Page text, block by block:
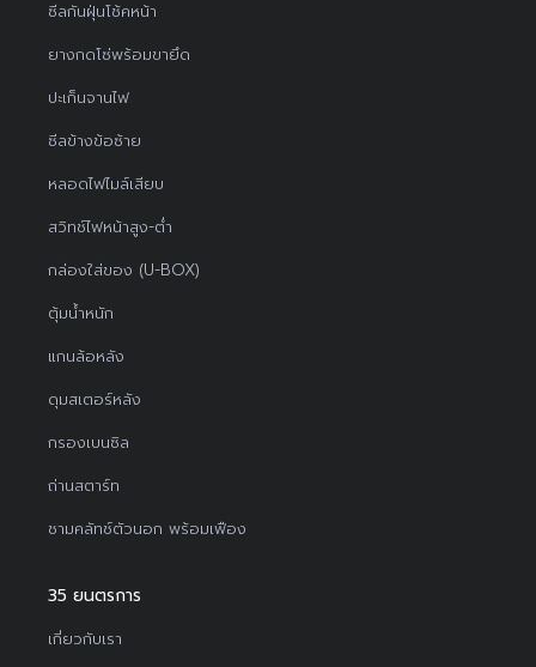
ซีลกันฝุ่นโช้คหน้า
ยางกดโซ่พร้อมขายึด
ปะเก็นจานไฟ
ซีลข้างข้อซ้าย
หลอดไฟไมล์เสียบ
สวิทช์ไฟหน้าสูง-ต่ำ
กล่องใส่ของ (U-BOX)
ตุ้มน้ำหนัก
แกนล้อหลัง
ดุมสเตอร์หลัง
กรองเบนซิล
ถ่านสตาร์ท
ชามคลัทช์ตัวนอก พร้อมเฟือง
35 ยนตรการ
เกี่ยวกับเรา